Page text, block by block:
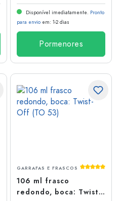
Disponível imediatamente. Pronto
para envio em: 1-2 dias
Pormenores
GARRAFAS E FRASCOS
106 ml frasco
redondo, boca: Twist-